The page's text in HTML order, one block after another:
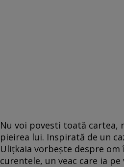
Nu voi povesti toată cartea,
pieirea lui. Inspirată de un
Uliţkaia vorbeşte despre
curentele, un veac care ia